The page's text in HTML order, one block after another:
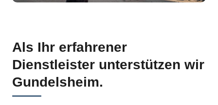
Als Ihr erfahrener
Dienstleister unterstützen wir
Gundelsheim.